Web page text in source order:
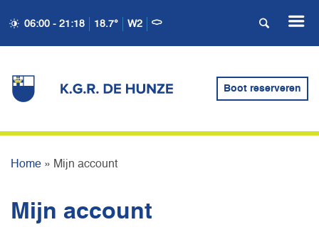
06:00 - 21:18 18.7° W2
Boot reserveren
Home » Mijn account
Mijn account